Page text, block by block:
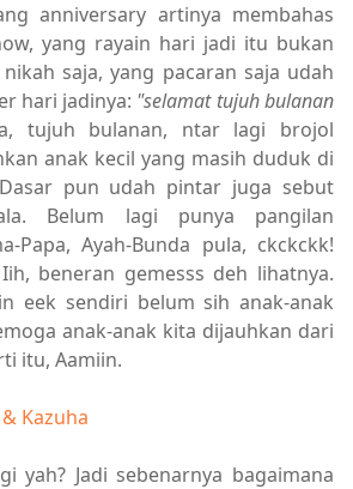
anniversary artinya membahas
yang rayain hari jadi itu bukan
saja, yang pacaran saja udah
hari jadinya: "selamat tujuh bulanan
tujuh bulanan, ntar lagi brojol
anak kecil yang masih duduk di
pun udah pintar juga sebut
Belum lagi punya pangilan
Papa, Ayah-Bunda pula, ckckckk!
beneran gemesss deh lihatnya.
eek sendiri belum sih anak-anak
anak-anak kita dijauhkan dari
itu, Aamiin.
Kazuha
yah? Jadi sebenarnya bagaimana